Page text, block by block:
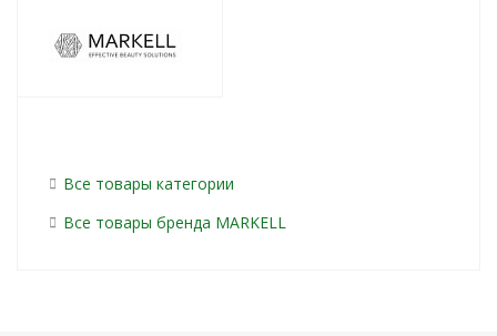
Все товары категории
Все товары бренда MARKELL